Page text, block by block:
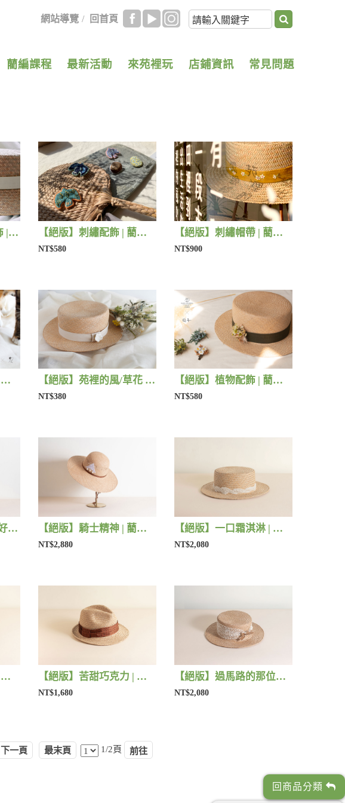
網站導覽 / 回首頁
藺編課程 最新活動 來苑裡玩 店鋪資訊 常見問題
【絕版】鉤織刺繡配飾 | 藺子Xphytooo 【絕版】刺繡配飾 | 藺子X撫子色生活
NT$580
【絕版】刺繡帽帶 | 藺子X有FU手作
NT$900
【絕版】陽光下的草 | 藺子X片片 【絕版】苑裡的風/草花 | 藺子X片片
NT$380
【絕版】植物配飾 | 藺子X法洛勒姆
NT$580
【絕版】秋風 | 藺子X好煩小姐 【絕版】騎士精神 | 藺子X好煩小姐
NT$2,880
【絕版】一口霜淇淋 | 藺子X好煩小姐
NT$2,080
【絕版】全世界停電 | 藺子X好煩小姐 【絕版】苦甜巧克力 | 藺子X好煩小姐
NT$1,680
【絕版】過馬路的那位女孩 | 藺子X好煩小姐
NT$2,080
下一頁 最末頁 1/2頁
回商品分類